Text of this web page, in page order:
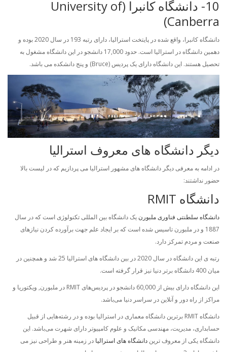
10- دانشگاه کانبرا (University of
Canberra)
دانشگاه کانبرا، واقع شده در پایتخت استرالیا، دارای رتبه 193 در سال 2020 بوده و
دهمین دانشگاه در استرالیا است. حدود 17,000 دانشجو در این دانشگاه مشغول به
تحصیل هستند. این دانشگاه دارای یک پردیس (Bruce) و پنج دانشکده می باشد.
دیگر دانشگاه های معروف استرالیا
در ادامه به معرفی دیگر دانشگاه های مشهور استرالیا می پردازیم که در لیست بالا
حضور نداشتند:
دانشگاه RMIT
دانشگاه سلطنتی فناوری ملبورن یک دانشگاه بین المللی تکنولوژی است که در سال
1887 و در ملبورن تاسیس شده است که بر ایجاد علم جهت برآورده کردن نیاز‌های
صنعت و مردم تمرکز دارد.
رتبه ی این دانشگاه در سال 2020 در بین دانشگاه های استرالیا 25 شد و همچنین در
میان 400 دانشگاه برتر دنیا نیز قرار گرفته است.
این دانشگاه دارای بیش از 60,000 دانشجو در پردیس‌های RMIT در ملبورن, ویکتوریا و
مراکز از راه دور و آنلاین در سراسر دنیا می‌باشد.
دانشگاه RMIT برترین دانشگاه معماری در استرالیا بوده و در رشته‌هایی از قبیل
حسابداری، مدیریت، مهندسی مکانیک و علوم کامپیوتر دارای شهرت می‌باشد. این
دانشگاه یکی از معروف ترین دانشگاه های استرالیا در زمینه هنر و طراحی نیز می